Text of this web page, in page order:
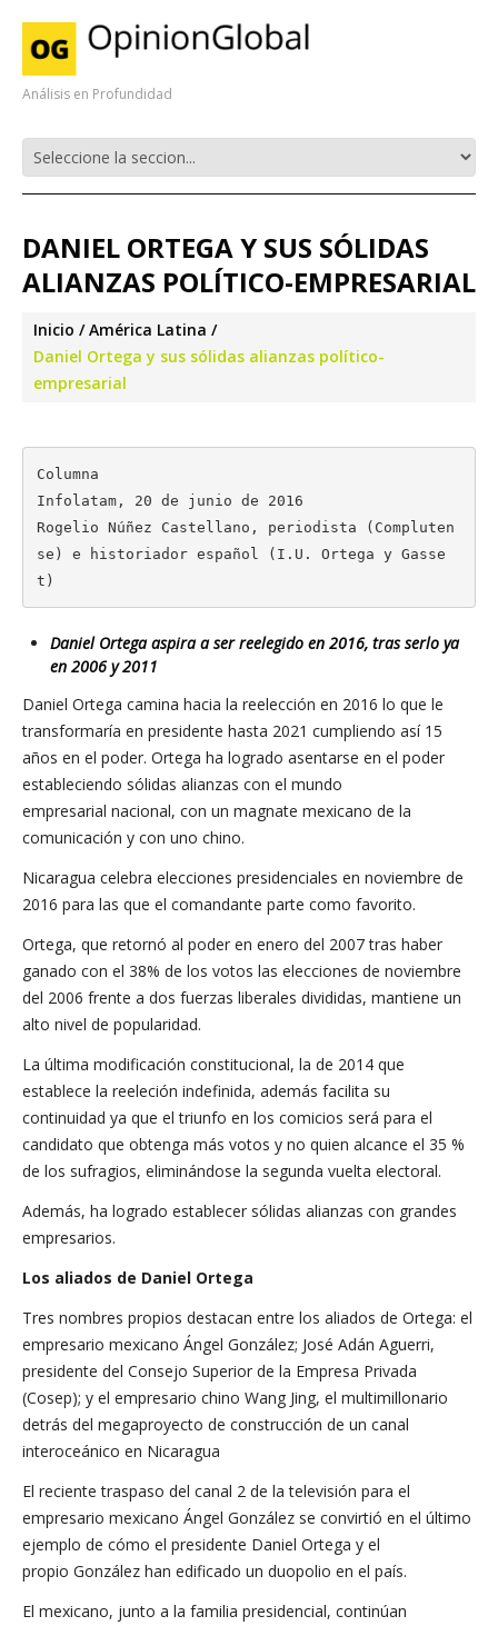
Análisis en Profundidad
DANIEL ORTEGA Y SUS SÓLIDAS
ALIANZAS POLÍTICO-EMPRESARIAL
Inicio
América Latina
Daniel Ortega y sus sólidas alianzas político-
empresarial
Columna
Infolatam, 20 de junio de 2016
Rogelio Núñez Castellano, periodista (Compluten
se) e historiador español (I.U. Ortega y Gasse
t)
Daniel Ortega aspira a ser reelegido en 2016, tras serlo ya
en 2006 y 2011
Daniel Ortega camina hacia la reelección en 2016 lo que le
transformaría en presidente hasta 2021 cumpliendo así 15
años en el poder. Ortega ha logrado asentarse en el poder
estableciendo sólidas alianzas con el mundo
empresarial nacional, con un magnate mexicano de la
comunicación y con uno chino.
Nicaragua celebra elecciones presidenciales en noviembre de
2016 para las que el comandante parte como favorito.
Ortega, que retornó al poder en enero del 2007 tras haber
ganado con el 38% de los votos las elecciones de noviembre
del 2006 frente a dos fuerzas liberales divididas, mantiene un
alto nivel de popularidad.
La última modificación constitucional, la de 2014 que
establece la reeleción indefinida, además facilita su
continuidad ya que el triunfo en los comicios será para el
candidato que obtenga más votos y no quien alcance el 35 %
de los sufragios, eliminándose la segunda vuelta electoral.
Además, ha logrado establecer sólidas alianzas con grandes
empresarios.
Los aliados de Daniel Ortega
Tres nombres propios destacan entre los aliados de Ortega: el
empresario mexicano Ángel González; José Adán Aguerri,
presidente del Consejo Superior de la Empresa Privada
(Cosep); y el empresario chino Wang Jing, el multimillonario
detrás del megaproyecto de construcción de un canal
interoceánico en Nicaragua
El reciente traspaso del canal 2 de la televisión para el
empresario mexicano Ángel González se convirtió en el último
ejemplo de cómo el presidente Daniel Ortega y el
propio González han edificado un duopolio en el país.
El mexicano, junto a la familia presidencial, continúan